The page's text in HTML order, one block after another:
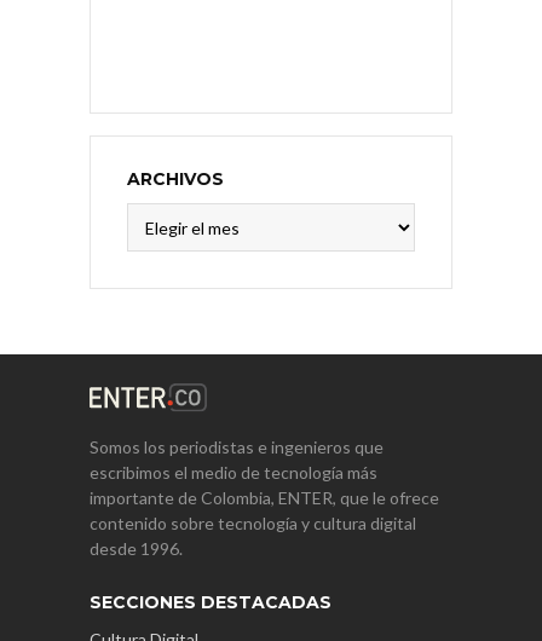
ARCHIVOS
Somos los periodistas e ingenieros que
escribimos el medio de tecnología más
importante de Colombia, ENTER, que le ofrece
contenido sobre tecnología y cultura digital
desde 1996.
SECCIONES DESTACADAS